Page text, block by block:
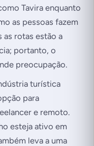
Tavira enquanto
as pessoas fazem
as rotas estão a
portanto, o
preocupação.
turística
para
e remoto.
esteja ativo em
leva a uma